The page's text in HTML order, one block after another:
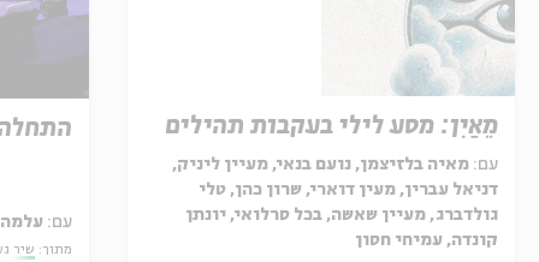
מֵאַיִן: מסע לילי בעקבות תהילים
עם: מאיה בלזיצמן, נועם בנאי, מעיין ליניק,
דניאל עברין, מעין דוארי, שרון כהן, טלי
גולדברג, מעיין שאשה, בכל סרלואי, יונתן
קונדה, עמיחי חסון
עם: עלמה
מתוך: שיר